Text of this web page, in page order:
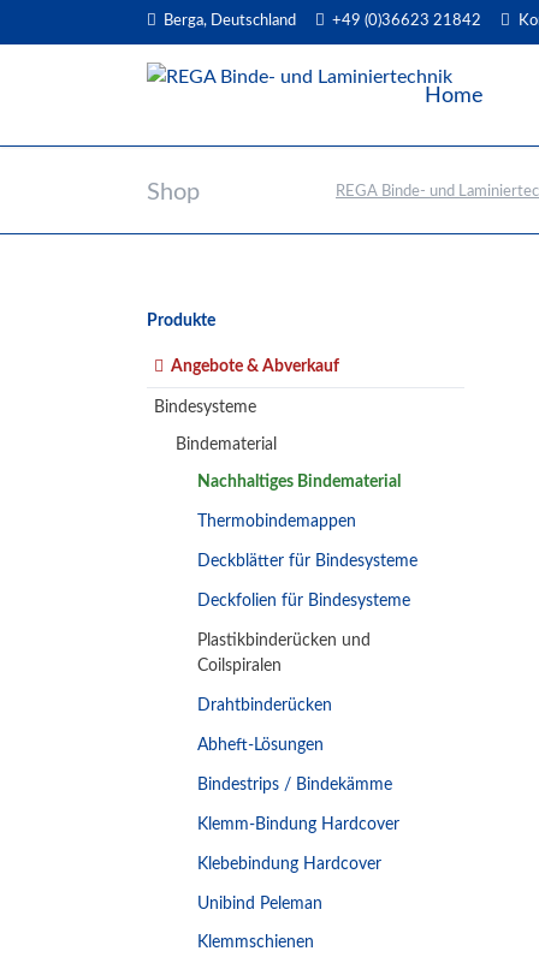
Berga, Deutschland +49 (0)36623 21842
Home
Shop REGA Binde- und
Navigation
Produkte
Angebote & Abverkauf
Bindesysteme
Bindematerial
Nachhaltiges Bindematerial
Thermobindemappen
Deckblätter für Bindesysteme
Deckfolien für Bindesysteme
Plastikbinderücken und
Coilspiralen
Drahtbinderücken
Abheft-Lösungen
Bindestrips / Bindekämme
Klemm-Bindung Hardcover
Klebebindung Hardcover
Unibind Peleman
Klemmschienen